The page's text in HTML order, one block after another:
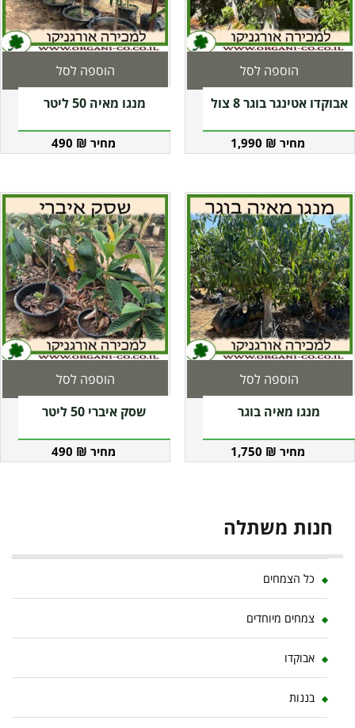
אבוקדו אטינגר בוגר 8 צול
1,990 ₪
הוספה לסל
מנגו מאיה 50 ליטר
490 ₪
הוספה לסל
מנגו מאיה בוגר
1,750 ₪
הוספה לסל
שסק איברי 50 ליטר
490 ₪
הוספה לסל
חנות משתלה
כל הצמחים
צמחים מיוחדים
אבוקדו
בננות